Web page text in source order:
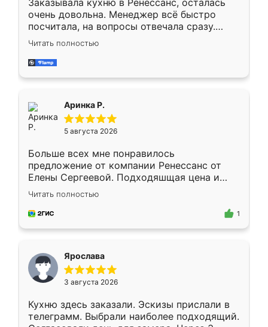
Заказывала кухню в Ренессанс, осталась
очень довольна. Менеджер всё быстро
посчитала, на вопросы отвечала сразу.
Замерщик приехал в субботу, подошёл к
делу со всей ответственностью. Собрали
за день, ребята работали аккуратно, даже
Читать полностью
Аринка Р.
5 августа 2026
Больше всех мне понравилось
предложение от компании Ренессанс от
Елены Сергеевой. Подходяшщая цена и
короткие сроки изготовления. Приехавший
для замера сотрудник Владислав
предложил по моему эскизу самый
Читать полностью
1
Ярослава
3 августа 2026
Кухню здесь заказали. Эскизы прислали в
телеграмм. Выбрали наиболее подходящий.